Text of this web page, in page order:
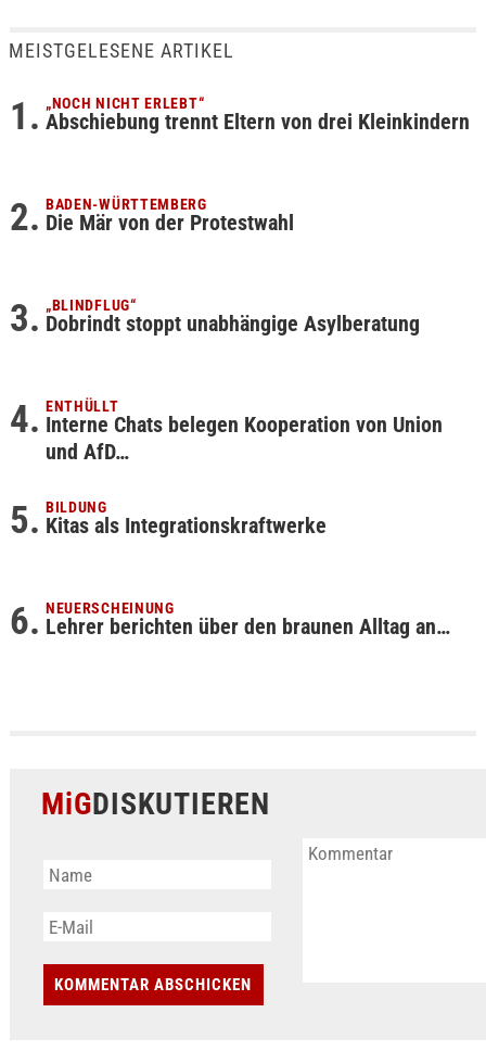
MEISTGELESENE ARTIKEL
„NOCH NICHT ERLEBT“
Abschiebung trennt Eltern von drei Kleinkindern
BADEN-WÜRTTEMBERG
Die Mär von der Protestwahl
„BLINDFLUG“
Dobrindt stoppt unabhängige Asylberatung
ENTHÜLLT
Interne Chats belegen Kooperation von Union
und AfD…
BILDUNG
Kitas als Integrationskraftwerke
NEUERSCHEINUNG
Lehrer berichten über den braunen Alltag an…
MiGDISKUTIEREN